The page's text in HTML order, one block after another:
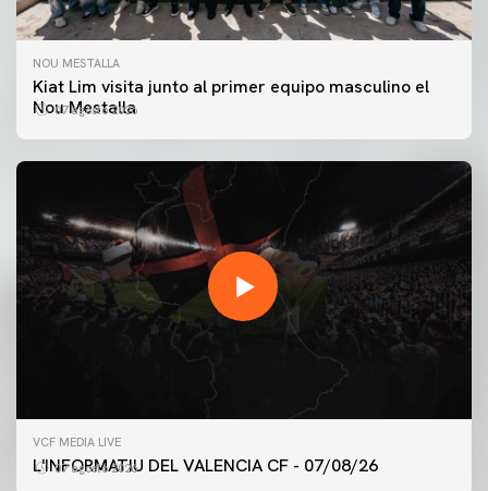
NOU MESTALLA
Kiat Lim visita junto al primer equipo masculino el
Nou Mestalla
07 agosto 2026
VCF MEDIA LIVE
L'INFORMATIU DEL VALENCIA CF - 07/08/26
07 agosto 2026